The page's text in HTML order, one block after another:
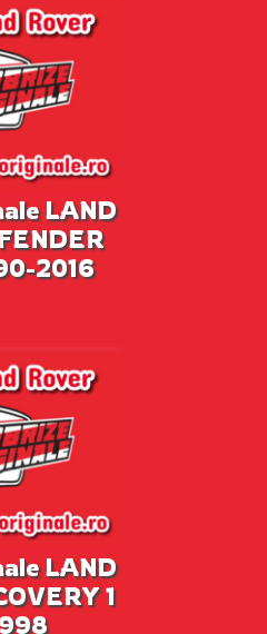
LAND
2016
LAND
1